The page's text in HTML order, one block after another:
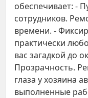
обеспечивает: -
сотрудников.
времени. -
практически
вас загадкой до
Прозрачность.
глаза у хозяина
выполненные